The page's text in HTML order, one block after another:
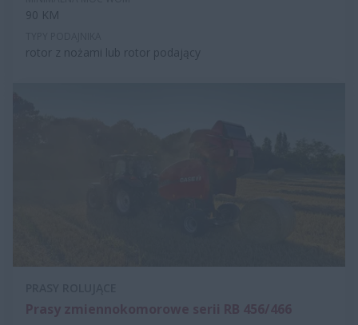
90 KM
rotor z nożami lub rotor podający